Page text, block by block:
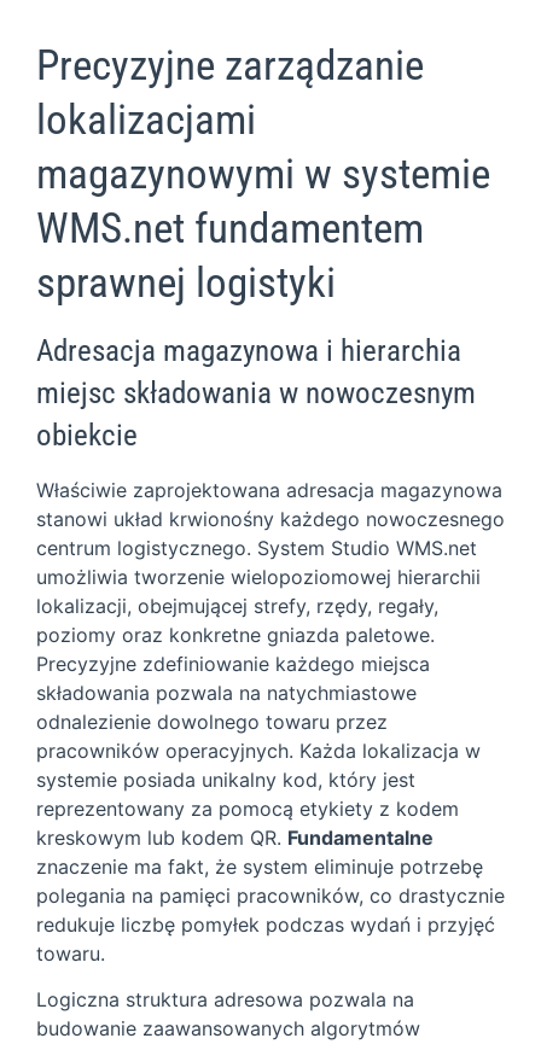
Precyzyjne zarządzanie
lokalizacjami
magazynowymi w systemie
WMS.net fundamentem
sprawnej logistyki
Adresacja magazynowa i hierarchia
miejsc składowania w nowoczesnym
obiekcie
Właściwie zaprojektowana adresacja magazynowa
stanowi układ krwionośny każdego nowoczesnego
centrum logistycznego. System Studio WMS.net
umożliwia tworzenie wielopoziomowej hierarchii
lokalizacji, obejmującej strefy, rzędy, regały,
poziomy oraz konkretne gniazda paletowe.
Precyzyjne zdefiniowanie każdego miejsca
składowania pozwala na natychmiastowe
odnalezienie dowolnego towaru przez
pracowników operacyjnych. Każda lokalizacja w
systemie posiada unikalny kod, który jest
reprezentowany za pomocą etykiety z kodem
kreskowym lub kodem QR. Fundamentalne
znaczenie ma fakt, że system eliminuje potrzebę
polegania na pamięci pracowników, co drastycznie
redukuje liczbę pomyłek podczas wydań i przyjęć
towaru.
Logiczna struktura adresowa pozwala na
budowanie zaawansowanych algorytmów